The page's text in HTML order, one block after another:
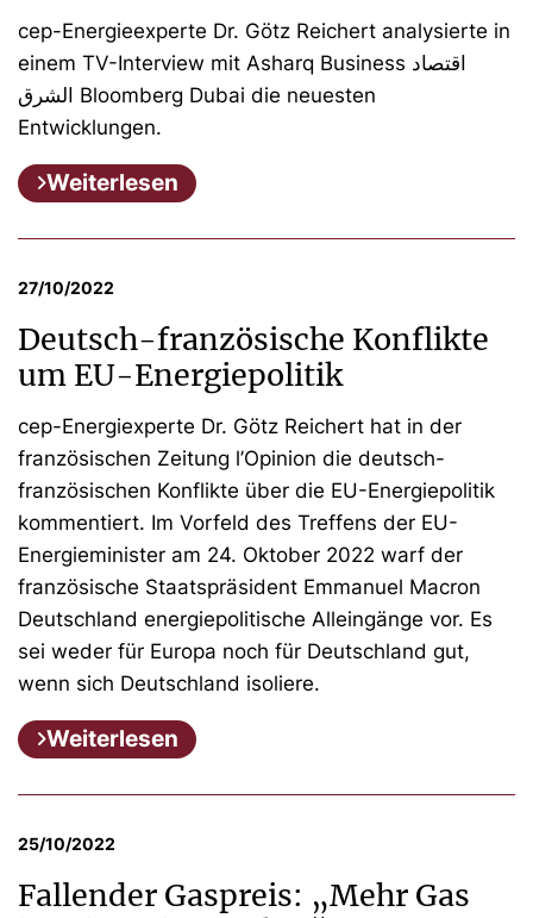
cep-Energieexperte Dr. Götz Reichert analysierte in
einem TV-Interview mit Asharq Business اقتصاد
الشرق Bloomberg Dubai die neuesten
Entwicklungen.
Weiterlesen
27/10/2022
Deutsch-französische Konflikte
um EU-Energiepolitik
cep-Energiexperte Dr. Götz Reichert hat in der
französischen Zeitung l’Opinion die deutsch-
französischen Konflikte über die EU-Energiepolitik
kommentiert. Im Vorfeld des Treffens der EU-
Energieminister am 24. Oktober 2022 warf der
französische Staatspräsident Emmanuel Macron
Deutschland energiepolitische Alleingänge vor. Es
sei weder für Europa noch für Deutschland gut,
wenn sich Deutschland isoliere.
Weiterlesen
25/10/2022
Fallender Gaspreis: „Mehr Gas